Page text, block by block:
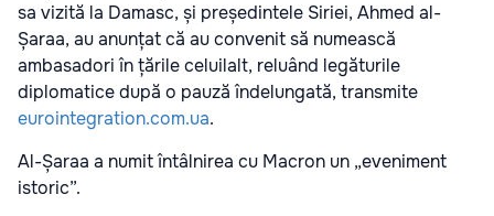
sa vizită la Damasc, și președintele Siriei, Ahmed al-
Șaraa, au anunțat că au convenit să numească
ambasadori în țările celuilalt, reluând legăturile
diplomatice după o pauză îndelungată, transmite
eurointegration.com.ua.
Al-Șaraa a numit întâlnirea cu Macron un „eveniment
istoric”.